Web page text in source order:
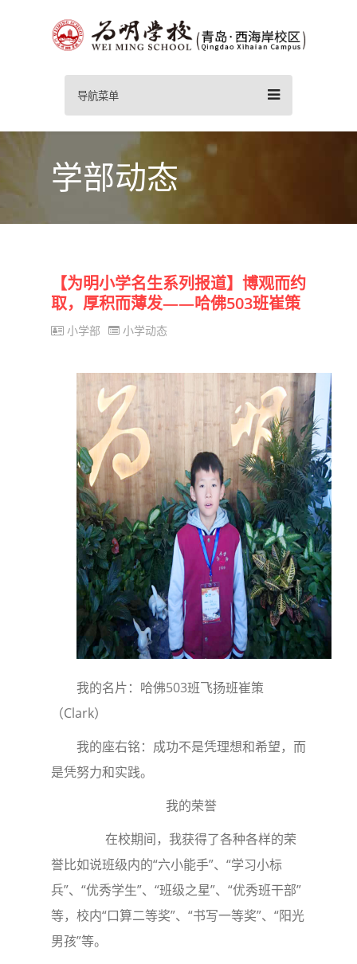
导航菜单
学部动态
【为明小学名生系列报道】博观而约
取，厚积而薄发——哈佛503班崔策
小学部 小学动态
我的名片：哈佛503班飞扬班崔策
（Clark）
我的座右铭：成功不是凭理想和希望，而
是凭努力和实践。
我的荣誉
在校期间，我获得了各种各样的荣
誉比如说班级内的“六小能手”、“学习小标
兵”、“优秀学生”、“班级之星”、“优秀班干部”
等，校内“口算二等奖”、“书写一等奖”、“阳光
男孩”等。